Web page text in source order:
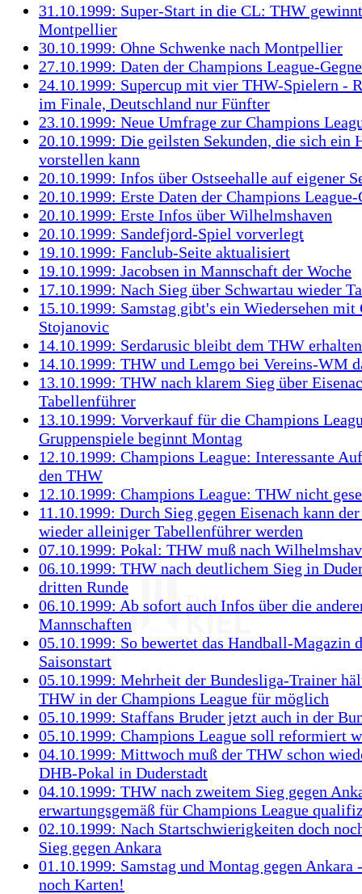
31.10.1999: Super-Start in die CL: THW
Montpellier
30.10.1999: Ohne Schwenke nach Montpellier
27.10.1999: Daten der Champions League-
24.10.1999: Supercup mit vier THW-Spielern -
im Finale, Deutschland nur Fünfter
23.10.1999: Neue Umfrage zur Champions
20.10.1999: Die geilsten Sekunden, die sich ein
vorstellen kann
20.10.1999: Infos über Ostseehalle auf eigener
20.10.1999: Erste Daten der Champions League-
20.10.1999: Erste Infos über Wilhelmshaven
20.10.1999: Sandefjord-Spiel vorverlegt
19.10.1999: Fanclub-Seite aktualisiert
19.10.1999: Jacobsen in Mannschaft der Woche
17.10.1999: Nach Sieg über Schwartau wieder
15.10.1999: Samstag gibt's ein Wiedersehen mit
Stojanovic
14.10.1999: Serdarusic bleibt dem THW erhalten
14.10.1999: THW und Lemgo bei Vereins-WM
13.10.1999: THW nach klarem Sieg über
Tabellenführer
13.10.1999: Vorverkauf für die Champions
Gruppenspiele beginnt Montag
12.10.1999: Champions League: Interessante
den THW
12.10.1999: Champions League: THW nicht
11.10.1999: Durch Sieg gegen Eisenach kann
wieder alleiniger Tabellenführer werden
07.10.1999: Pokal: THW muß nach
06.10.1999: THW nach deutlichem Sieg in
dritten Runde
06.10.1999: Ab sofort auch Infos über die
Mannschaften
05.10.1999: So bewertet das Handball-Magazin
Saisonstart
05.10.1999: Mehrheit der Bundesliga-Trainer
THW in der Champions League für möglich
05.10.1999: Staffans Bruder jetzt auch in der
05.10.1999: Champions League soll reformiert
04.10.1999: Mittwoch muß der THW schon
DHB-Pokal in Duderstadt
04.10.1999: THW nach zweitem Sieg gegen
erwartungsgemäß für Champions League
02.10.1999: Nach Startschwierigkeiten doch
Sieg gegen Ankara
01.10.1999: Samstag und Montag gegen Ankara
noch Karten!